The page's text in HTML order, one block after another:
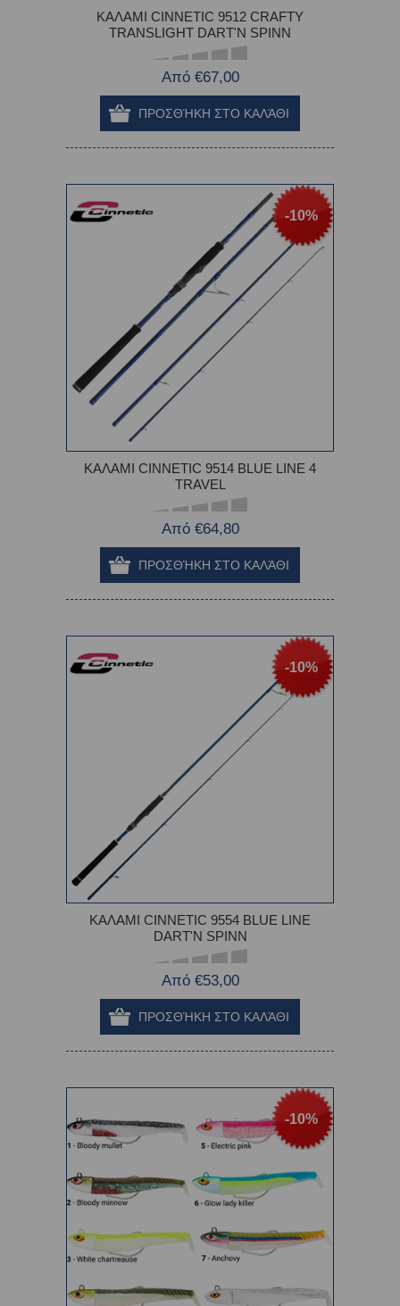
ΚΑΛΑΜΙ CINNETIC 9512 CRAFTY
TRANSLIGHT DART'N SPINN
Από €67,00
-10%
ΚΑΛΑΜΙ CINNETIC 9514 BLUE LINE 4
TRAVEL
Από €64,80
-10%
ΚΑΛΑΜΙ CINNETIC 9554 BLUE LINE
DART'N SPINN
Από €53,00
-10%